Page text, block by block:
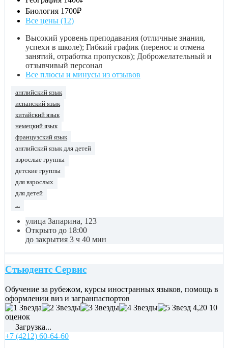
Биология 1700₽
Все цены (12)
Высокий уровень преподавания (отличные знания,
успехи в школе); Гибкий график (перенос и отмена
занятий, отработка пропусков); Доброжелательный и
отзывчивый персонал
Все плюсы и минусы из отзывов
английский язык
испанский язык
китайский язык
немецкий язык
французский язык
английский язык для детей
взрослые группы
детские группы
для взрослых
для детей
...
улица Запарина, 123
Открыто до 18:00
до закрытия 3 ч 40 мин
Стьюдентс Сервис
Обучение за рубежом, курсы иностранных языков, помощь в
оформлении виз и загранпаспортов
4,20 10
оценок
Загрузка...
+7 (4212) 60-64-60